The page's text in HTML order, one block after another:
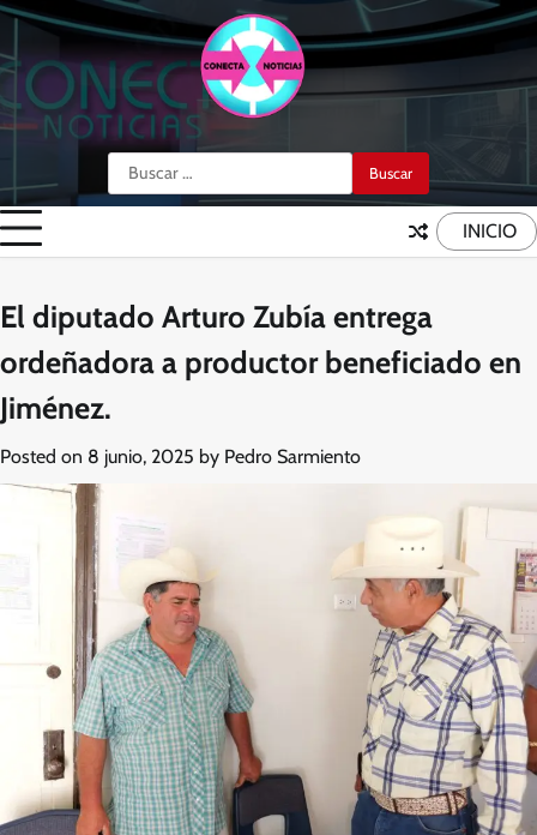
Skip
content
Buscar:
INICIO
El diputado Arturo Zubía entrega
ordeñadora a productor beneficiado en
Jiménez.
Posted on 8 junio, 2025 by Pedro Sarmiento